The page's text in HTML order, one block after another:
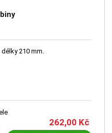
210 mm.
262,00 Kč